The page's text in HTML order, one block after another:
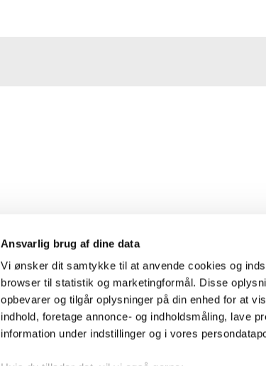
Ansvarlig brug af dine data
Vi ønsker dit samtykke til at anvende cookies og
browser til statistik og marketingformål. Disse
opbevarer og tilgår oplysninger på din enhed for at
indhold, foretage annonce- og indholdsmåling, lave
information under indstillinger og i vores